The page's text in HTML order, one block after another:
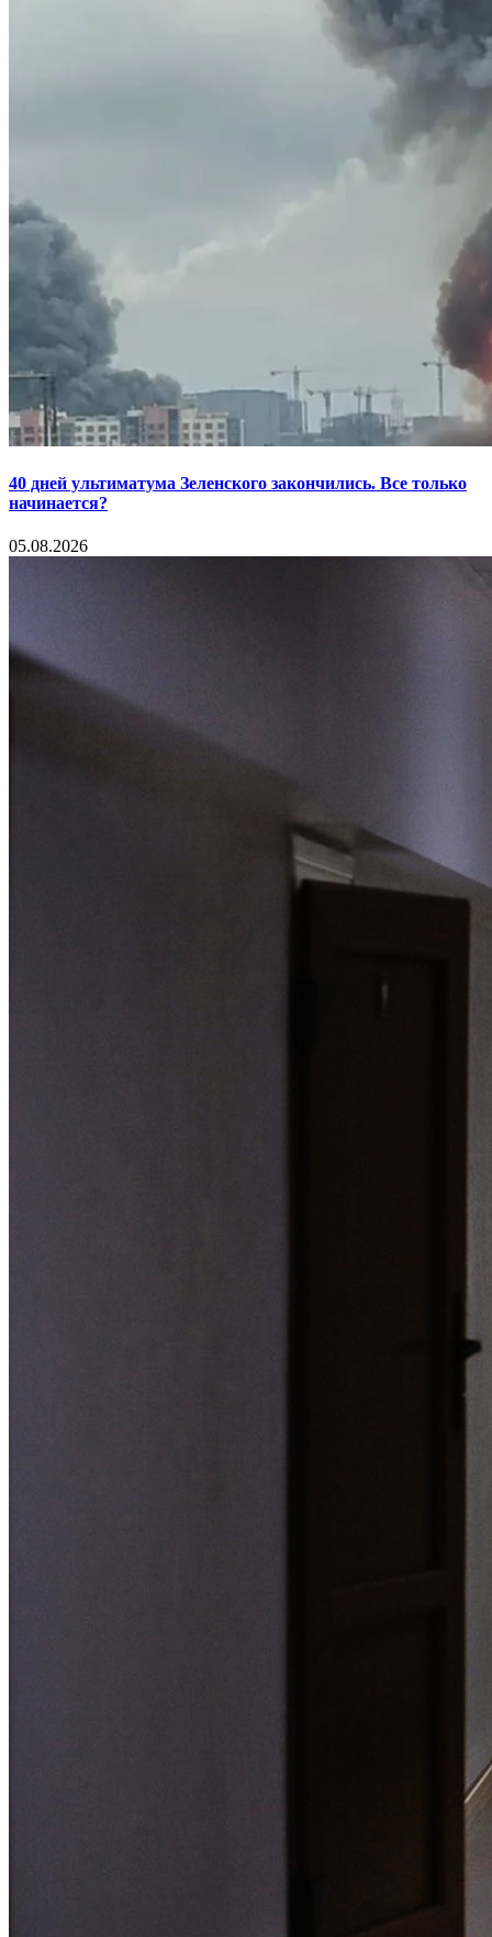
40 дней ультиматума Зеленского закончились. Все только
начинается?
05.08.2026